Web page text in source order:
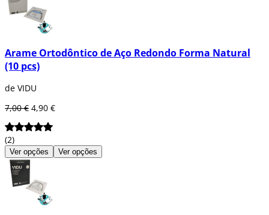
Arame Ortodôntico de Aço Redondo Forma Natural
(10 pcs)
de VIDU
7,00 € 4,90 €
(2)
Ver opções Ver opções